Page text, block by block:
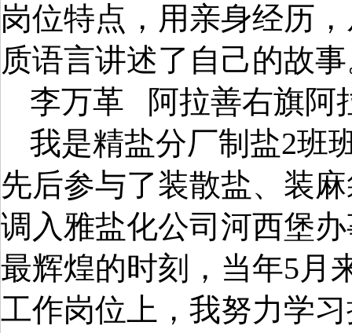
岗位特点，用亲身经历
质语言讲述了自己的故
李万革
阿拉善右旗阿
我是精盐分厂制盐2班
先后参与了装散盐、装
调入雅盐化公司河西堡
最辉煌的时刻，当年5月
工作岗位上，我努力学